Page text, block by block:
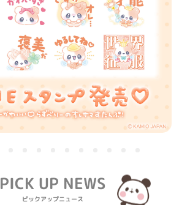
PICK UP NEWS
ピックアップニュース